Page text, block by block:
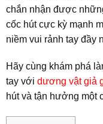
chắn nhận được
cốc hút cực kỳ mạnh
niềm vui rảnh tay đầy
Hãy cùng khám phá
tay với dương vật giả
hút và tận hưởng một